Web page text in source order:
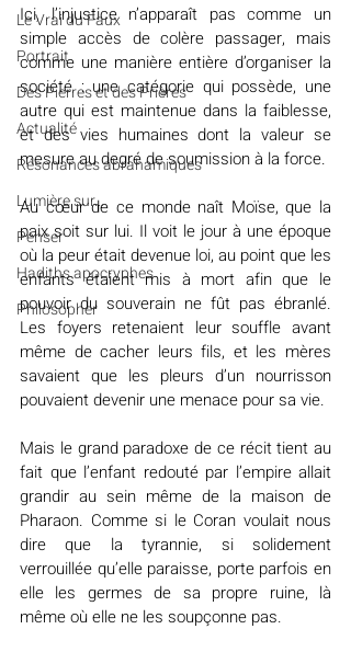
Le Vrai du Faux
Portrait
Des Pierres et des Prières
Actualité
Résonances abrahamiques
Lumière sur...
Penser
Hadiths apocryphes
Philosopher
Ici, l’injustice n’apparaît pas comme un
simple accès de colère passager, mais
comme une manière entière d’organiser la
société : une catégorie qui possède, une
autre qui est maintenue dans la faiblesse,
et des vies humaines dont la valeur se
mesure au degré de soumission à la force.
Au cœur de ce monde naît Moïse, que la
paix soit sur lui. Il voit le jour à une époque
où la peur était devenue loi, au point que les
enfants étaient mis à mort afin que le
pouvoir du souverain ne fût pas ébranlé.
Les foyers retenaient leur souffle avant
même de cacher leurs fils, et les mères
savaient que les pleurs d’un nourrisson
pouvaient devenir une menace pour sa vie.
Mais le grand paradoxe de ce récit tient au
fait que l’enfant redouté par l’empire allait
grandir au sein même de la maison de
Pharaon. Comme si le Coran voulait nous
dire que la tyrannie, si solidement
verrouillée qu’elle paraisse, porte parfois en
elle les germes de sa propre ruine, là
même où elle ne les soupçonne pas.